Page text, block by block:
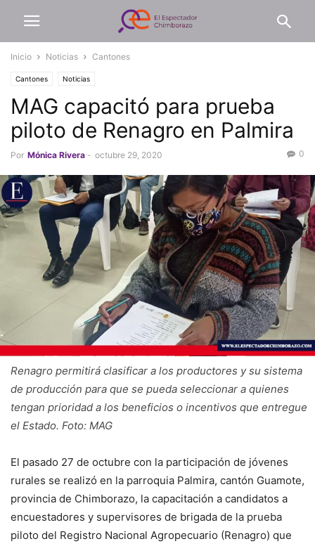
Inicio Noticias Cantones
Cantones Noticias
MAG capacitó para prueba
piloto de Renagro en Palmira
Por Mónica Rivera - octubre 29, 2020 0
Renagro permitirá clasificar a los productores y su sistema
de producción para que se pueda seleccionar a quienes
tengan prioridad a los beneficios o incentivos que entregue
el Estado. Foto: MAG
El pasado 27 de octubre con la participación de jóvenes
rurales se realizó en la parroquia Palmira, cantón Guamote,
provincia de Chimborazo, la capacitación a candidatos a
encuestadores y supervisores de brigada de la prueba
piloto del Registro Nacional Agropecuario (Renagro) que